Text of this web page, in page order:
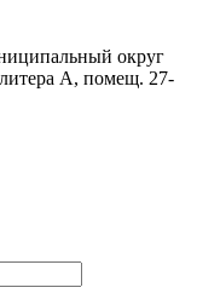
округ
А, помещ. 27-